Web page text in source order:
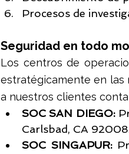
Procesos de
Seguridad en todo
Los centros de
estratégicamente en las
a nuestros clientes
SOC SAN DIEGO:
Carlsbad, CA
SOC SINGAPUR: